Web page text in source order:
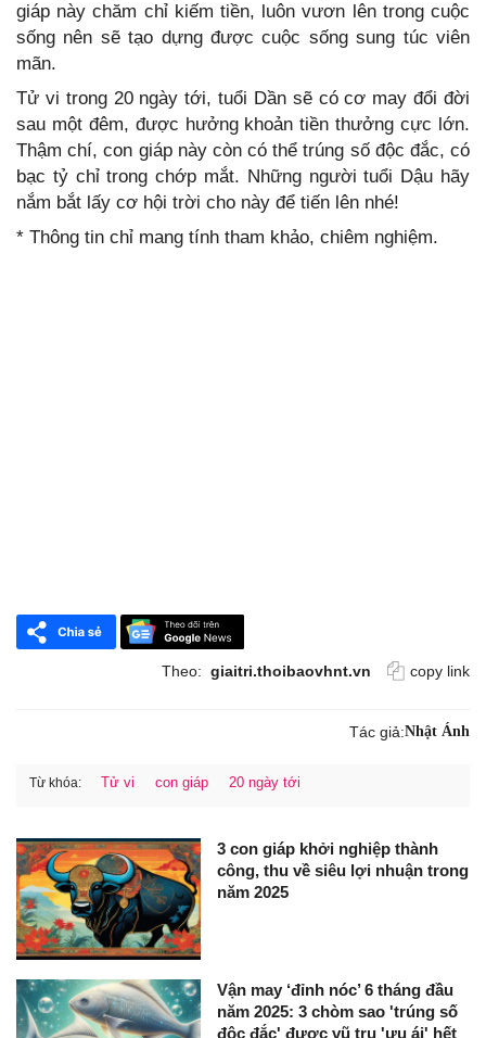
giáp này chăm chỉ kiếm tiền, luôn vươn lên trong cuộc
sống nên sẽ tạo dựng được cuộc sống sung túc viên
mãn.
Tử vi trong 20 ngày tới, tuổi Dần sẽ có cơ may đổi đời
sau một đêm, được hưởng khoản tiền thưởng cực lớn.
Thậm chí, con giáp này còn có thể trúng số độc đắc, có
bạc tỷ chỉ trong chớp mắt. Những người tuổi Dậu hãy
nắm bắt lấy cơ hội trời cho này để tiến lên nhé!
* Thông tin chỉ mang tính tham khảo, chiêm nghiệm.
Theo: giaitri.thoibaovhnt.vn copy link
Tác giả:Nhật Ánh
Từ khóa: Tử vi con giáp 20 ngày tới
3 con giáp khởi nghiệp thành
công, thu về siêu lợi nhuận trong
năm 2025
Vận may ‘đỉnh nóc’ 6 tháng đầu
năm 2025: 3 chòm sao 'trúng số
độc đắc' được vũ trụ 'ưu ái' hết